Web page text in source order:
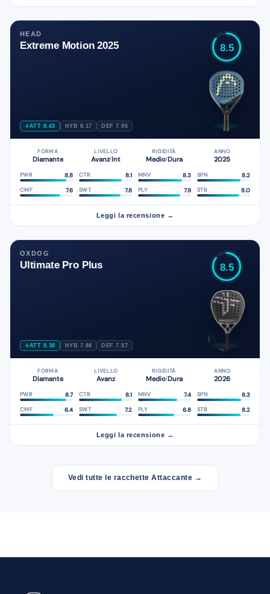
HEAD
Extreme Motion 2025
ATT 8.43 HYB 8.17 DEF 7.96
8.5
FORMA
Diamante
LIVELLO
Avanz/Int
RIGIDITÀ
Medio/Dura
ANNO
2025
PWR 8.8 CTR 8.1 MNV 8.3 SPN 8.2
CMF 7.6 SWT 7.8 PLY 7.9 STB 8.0
Leggi la recensione →
OXDOG
Ultimate Pro Plus
ATT 8.38 HYB 7.88 DEF 7.57
8.5
FORMA
Diamante
LIVELLO
Avanz
RIGIDITÀ
Medio/Dura
ANNO
2026
PWR 8.7 CTR 8.1 MNV 7.4 SPN 8.3
CMF 6.4 SWT 7.2 PLY 6.8 STB 8.2
Leggi la recensione →
Vedi tutte le racchette Attaccante →